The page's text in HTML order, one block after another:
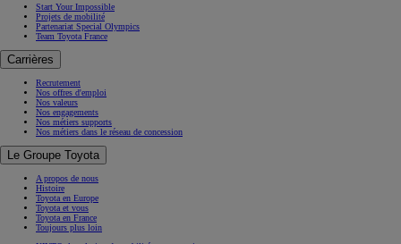
Start Your Impossible
Projets de mobilité
Partenariat Special Olympics
Team Toyota France
Carrières
Recrutement
Nos offres d'emploi
Nos valeurs
Nos engagements
Nos métiers supports
Nos métiers dans le réseau de concession
Le Groupe Toyota
A propos de nous
Histoire
Toyota en Europe
Toyota et vous
Toyota en France
Toujours plus loin